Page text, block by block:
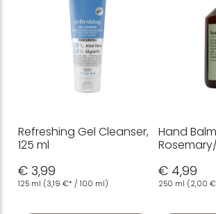
Refreshing Gel Cleanser,
125 ml
€ 3,99
125 ml (3,19 €* / 100 ml)
Hand Balm
€ 4,99
250 ml (2,00